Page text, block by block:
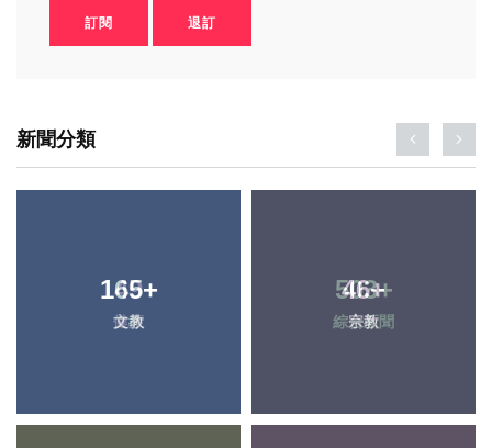
訂閱 退訂
新聞分類
165+
文教
46+
宗教